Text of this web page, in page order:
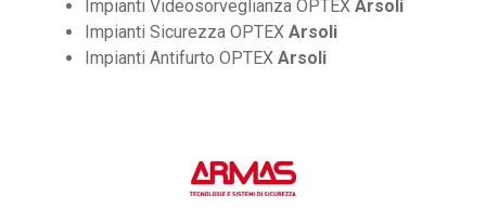
Impianti Videosorveglianza OPTEX Arsoli
Impianti Sicurezza OPTEX Arsoli
Impianti Antifurto OPTEX Arsoli